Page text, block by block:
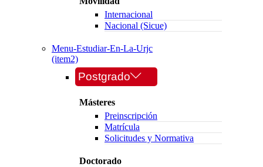
Internacional
Nacional (Sicue)
Menu-Estudiar-En-La-Urjc
(item2)
Postgrado
Másteres
Preinscripción
Matrícula
Solicitudes y Normativa
Doctorado